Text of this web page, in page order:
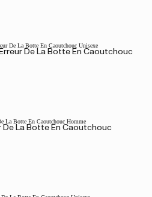
De La Botte En Caoutchouc
De La Botte En Caoutchouc